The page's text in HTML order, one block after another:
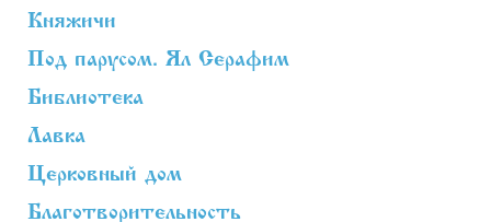
Княжичи
Под парусом. Ял Серафим
Библиотека
Лавка
Церковный дом
Благотворительность